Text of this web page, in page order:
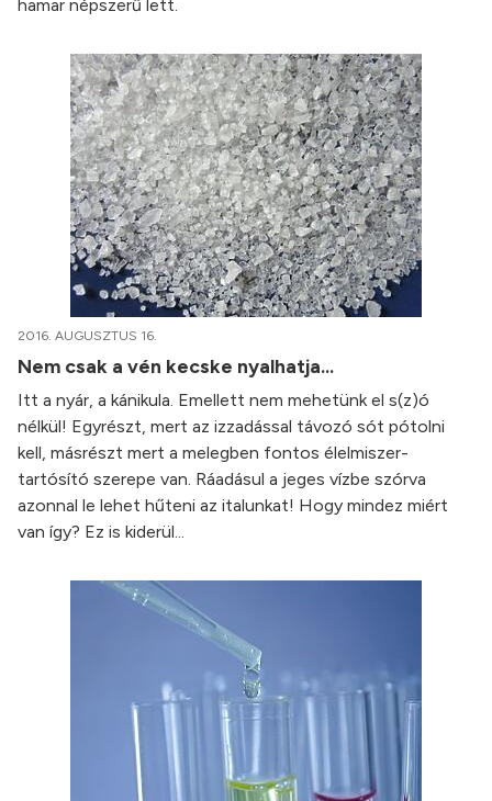
hamar népszerű lett.
2016. AUGUSZTUS 16.
Nem csak a vén kecske nyalhatja...
Itt a nyár, a kánikula. Emellett nem mehetünk el s(z)ó
nélkül! Egyrészt, mert az izzadással távozó sót pótolni
kell, másrészt mert a melegben fontos élelmiszer-
tartósító szerepe van. Ráadásul a jeges vízbe szórva
azonnal le lehet hűteni az italunkat! Hogy mindez miért
van így? Ez is kiderül...